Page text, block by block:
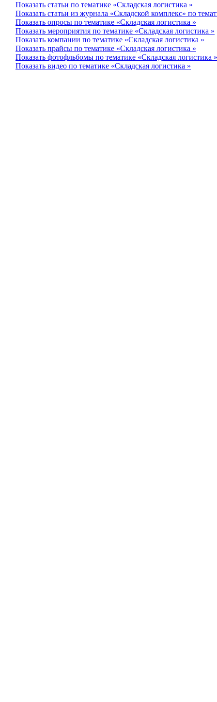
Показать статьи по тематике «Складская логистика »
Показать статьи из журнала «Складской комплекс» по
Показать опросы по тематике «Складская логистика »
Показать мероприятия по тематике «Складская логистика »
Показать компании по тематике «Складская логистика »
Показать прайсы по тематике «Складская логистика »
Показать фотофльбомы по тематике «Складская логистика »
Показать видео по тематике «Складская логистика »